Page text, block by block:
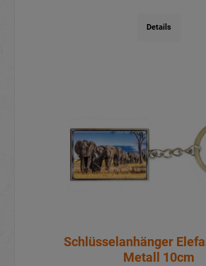
Details
Schlüsselanhänger
Metall 10cm